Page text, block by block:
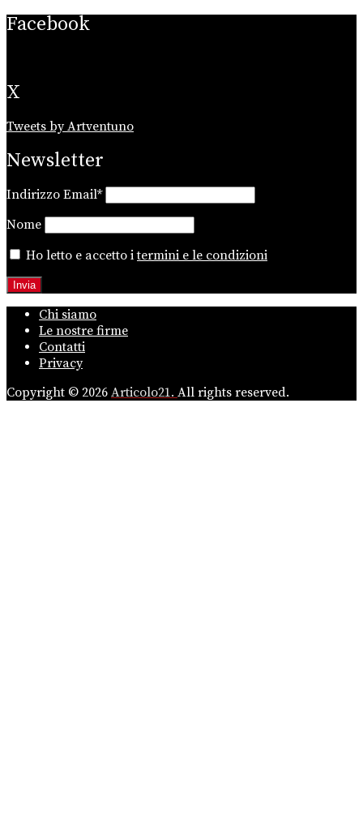
Facebook
X
Tweets by Artventuno
Newsletter
Indirizzo Email*
Nome
Ho letto e accetto itermini e le condizioni
Chi siamo
Le nostre firme
Contatti
Privacy
Copyright © 2026 Articolo21. All rights reserved.